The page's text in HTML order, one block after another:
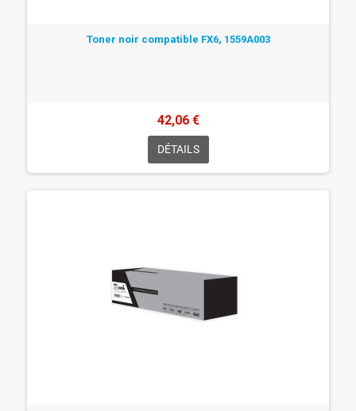
Toner noir compatible FX6, 1559A003
42,06 €
DÉTAILS